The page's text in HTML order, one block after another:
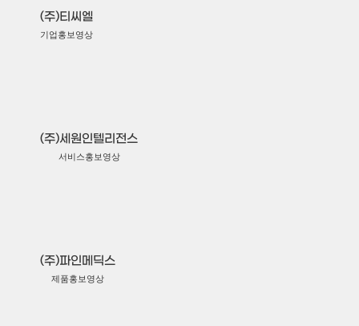
(주)티씨엘
기업홍보영상
(주)세원인텔리전스
서비스홍보영상
(주)파인메딕스
제품홍보영상